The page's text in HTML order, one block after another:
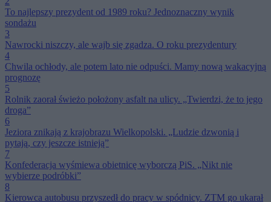
To najlepszy prezydent od 1989 roku? Jednoznaczny wynik
sondażu
3
Nawrocki niszczy, ale wajb się zgadza. O roku prezydentury
4
Chwila ochłody, ale potem lato nie odpuści. Mamy nową wakacyjną
prognozę
5
Rolnik zaorał świeżo położony asfalt na ulicy. „Twierdzi, że to jego
droga”
6
Jeziora znikają z krajobrazu Wielkopolski. „Ludzie dzwonią i
pytają, czy jeszcze istnieją”
7
Konfederacja wyśmiewa obietnicę wyborczą PiS. „Nikt nie
wybierze podróbki”
8
Kierowca autobusu przyszedł do pracy w spódnicy. ZTM go ukarał